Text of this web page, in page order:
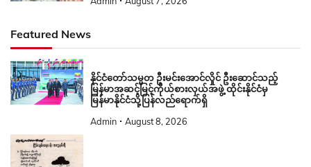
Featured News
နိုင်ငံတော်သမ္မတ ဦးမင်းအောင်လှိုင် ဦးဆောင်သည့်
မြန်မာအဆင့်မြင့်ကိုယ်စားလှယ်အဖွဲ့ ထိုင်းနိုင်ငံမှ
မြန်မာနိုင်ငံသို့ပြန်လည်ရောက်ရှိ
Admin August 8, 2026